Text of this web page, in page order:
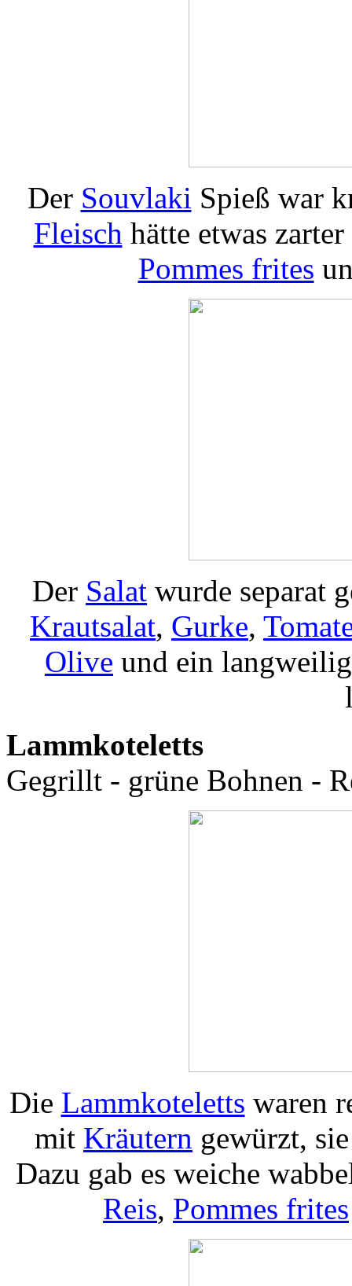
Der Souvlaki Spieß war
Fleisch hätte etwas
Pommes frites
Der Salat wurde separat
Krautsalat, Gurke,
Olive und ein
Lammkoteletts
Gegrillt - grüne Bohnen -
Die Lammkoteletts waren
mit Kräutern gewürzt,
Dazu gab es weiche
Reis, Pommes frites